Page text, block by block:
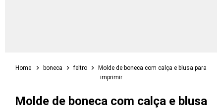
Home boneca feltro
Molde de boneca com calça e blusa para
imprimir
Molde de boneca com calça e blusa